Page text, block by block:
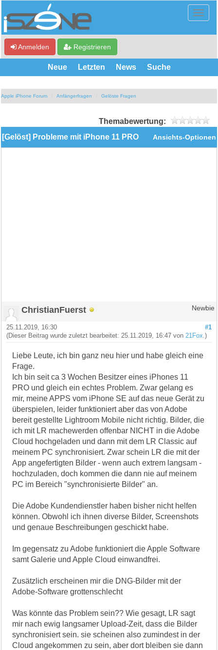
Anmelden Registrieren
Neue Letzten News Suche
Apple iPhone Forum Anfängerfragen Gelöste Fragen
Themabewertung:
Ansichts-Optionen
[Gelöst] Probleme mit iPhone 11 PRO
ChristianFuerst Newbie
#1
25.11.2019, 16:30
(Dieser Beitrag wurde zuletzt bearbeitet: 25.11.2019, 16:47 von 21Fox .)
Liebe Leute, ich bin ganz neu hier und habe gleich eine
Frage.
Ich bin seit ca 3 Wochen Besitzer eines iPhones 11
PRO und gleich ein echtes Problem. Zwar gelang es
mir, meine APPS vom iPhone SE auf das neue Gerät zu
überspielen, leider funktioniert aber das von Adobe
bereit gestellte Lightroom Mobile nicht richtig. Bilder, die
ich mit LR machewerden offenbar NICHT in die Adobe
Cloud hochgeladen und dann mit dem LR Classic auf
meinem PC synchronisiert. Zwar schein LR die mit der
App angefertigten Bilder - wenn auch extrem langsam -
hochzuladen, doch kommen die dann nie auf meinem
PC im Bereich "synchronisierte Bilder" an.
Die Adobe Kundendienstler haben bisher nicht helfen
können. Obwohl ich ihnen diverse Bilder, Screenshots
und genaue Beschreibungen geschickt habe.
Im gegensatz zu Adobe funktioniert die Apple Software
samt Galerie und Apple Cloud einwandfrei.
Zusätzlich erscheinen mir die DNG-Bilder mit der
Adobe-Software grottenschlecht
Was könnte das Problem sein?? Wie gesagt, LR sagt
mir nach ewig langsamer Upload-Zeit, dass die Bilder
synchronisiert sein. sie scheinen also zumindest in der
Cloud angekommen zu sein, aber dort bleiben sie dann